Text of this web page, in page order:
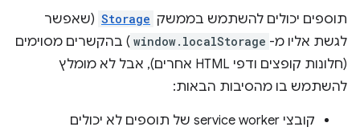
תוספים יכולים להשתמש בממשק Storage (שאפשר
לגשת אליו מ- window.localStorage ) בהקשרים מסוימים
(חלונות קופצים ודפי HTML אחרים), אבל לא מומלץ
להשתמש בו מהסיבות הבאות:
קובצי service worker של תוספים לא יכולים